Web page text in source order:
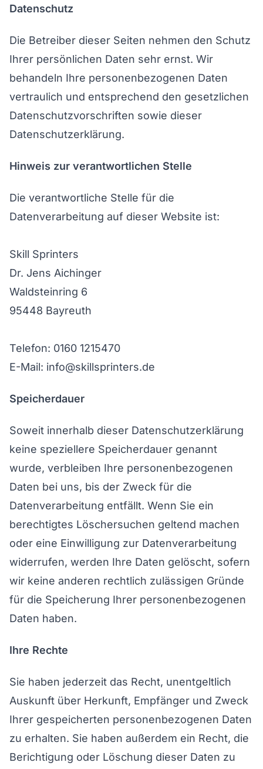
Datenschutz
Die Betreiber dieser Seiten nehmen den Schutz
Ihrer persönlichen Daten sehr ernst. Wir
behandeln Ihre personenbezogenen Daten
vertraulich und entsprechend den gesetzlichen
Datenschutzvorschriften sowie dieser
Datenschutzerklärung.
Hinweis zur verantwortlichen Stelle
Die verantwortliche Stelle für die
Datenverarbeitung auf dieser Website ist:
Skill Sprinters
Dr. Jens Aichinger
Waldsteinring 6
95448 Bayreuth
Telefon: 0160 1215470
E-Mail: info@skillsprinters.de
Speicherdauer
Soweit innerhalb dieser Datenschutzerklärung
keine speziellere Speicherdauer genannt
wurde, verbleiben Ihre personenbezogenen
Daten bei uns, bis der Zweck für die
Datenverarbeitung entfällt. Wenn Sie ein
berechtigtes Löschersuchen geltend machen
oder eine Einwilligung zur Datenverarbeitung
widerrufen, werden Ihre Daten gelöscht, sofern
wir keine anderen rechtlich zulässigen Gründe
für die Speicherung Ihrer personenbezogenen
Daten haben.
Ihre Rechte
Sie haben jederzeit das Recht, unentgeltlich
Auskunft über Herkunft, Empfänger und Zweck
Ihrer gespeicherten personenbezogenen Daten
zu erhalten. Sie haben außerdem ein Recht, die
Berichtigung oder Löschung dieser Daten zu